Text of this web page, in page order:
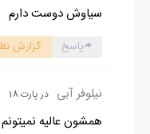
سیاوش دوست دارم
پاسخ گزارش
نیلوفر آبی در پارت 18
همشون عالیه